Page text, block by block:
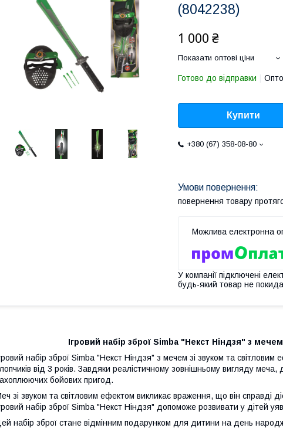
(8042238)
1 000 ₴
Показати оптові ціни
Готово до відправки
Купити
+380 (67) 358-08-80
повернення товару
У компанії підключені
будь-який товар не
Ігровий набір зброї Simba "Некст Ніндзя" з
набір зброї Simba "Некст Ніндзя" з мечем зі звуком та
від 3 років. Завдяки реалістичному зовнішньому вигляду меча,
бойових пригод.
зі звуком та світловим ефектом викликає враження, що він
набір зброї Simba "Некст Ніндзя" допоможе розвивати у дітей
набір зброї стане відмінним подарунком для дитини на день